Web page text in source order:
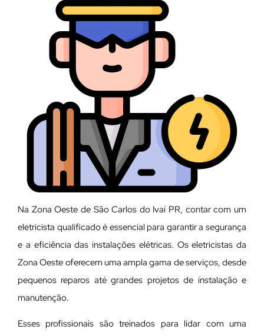
Na Zona Oeste de São Carlos do Ivaí PR, contar com um
eletricista qualificado é essencial para garantir a segurança
e a eficiência das instalações elétricas. Os eletricistas da
Zona Oeste oferecem uma ampla gama de serviços, desde
pequenos reparos até grandes projetos de instalação e
manutenção.
Esses profissionais são treinados para lidar com uma